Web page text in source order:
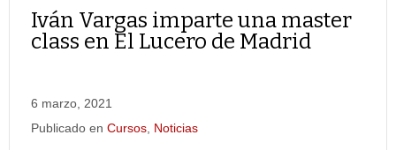
Iván Vargas imparte una master
class en El Lucero de Madrid
6 marzo, 2021
Publicado en Cursos Noticias